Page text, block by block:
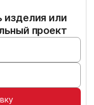
или
проект